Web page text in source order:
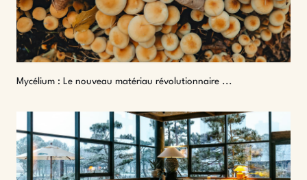
Mycélium : Le nouveau matériau révolutionnaire ...